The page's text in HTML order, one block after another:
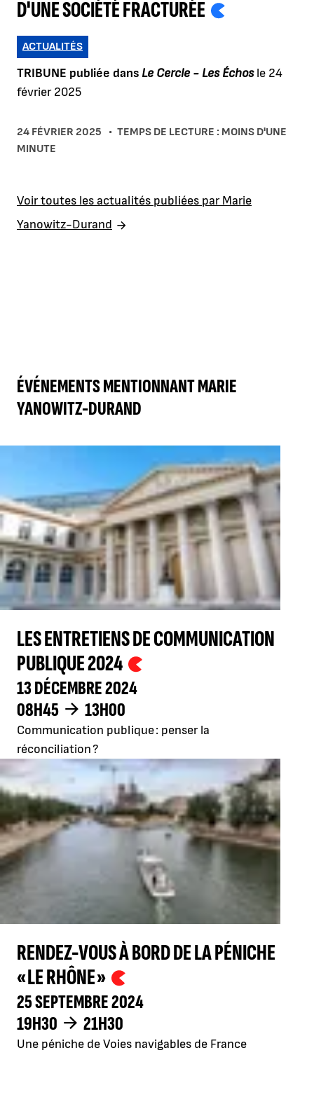
D'UNE SOCIÉTÉ FRACTURÉE
TRIBUNE publiée dans Le Cercle - Les Échosle 24
février 2025
ACTUALITÉS
24 FÉVRIER 2025
TEMPS DE LECTURE : MOINS D'UNE
MINUTE
Voir toutes les actualités publiées par Marie
Yanowitz-Durand
ÉVÉNEMENTS MENTIONNANT MARIE
YANOWITZ-DURAND
LES ENTRETIENS DE COMMUNICATION
PUBLIQUE 2024
13 DÉCEMBRE 2024
08H45
13H00
Communication publique : penser la
réconciliation ?
RENDEZ-VOUS À BORD DE LA PÉNICHE
« LE RHÔNE »
25 SEPTEMBRE 2024
19H30
21H30
Une péniche de Voies navigables de France